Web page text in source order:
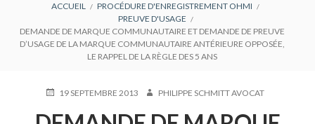
D'ARIANE
ACCUEIL
PROCÉDURE D'ENREGISTREMENT OHMI
PREUVE D'USAGE
DEMANDE DE MARQUE COMMUNAUTAIRE ET DEMANDE DE PREUVE
D’USAGE DE LA MARQUE COMMUNAUTAIRE ANTÉRIEURE OPPOSÉE,
LE RAPPEL DE LA RÈGLE DES 5 ANS
PUBLIÉ19 SEPTEMBRE 2013 AUTEURPHILIPPE SCHMITT AVOCAT